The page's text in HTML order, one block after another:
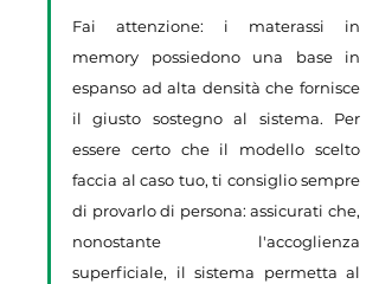
Fai attenzione: i materassi in
memory possiedono una base in
espanso ad alta densità che fornisce
il giusto sostegno al sistema. Per
essere certo che il modello scelto
faccia al caso tuo, ti consiglio sempre
di provarlo di persona: assicurati che,
nonostante l'accoglienza
superficiale, il sistema permetta al